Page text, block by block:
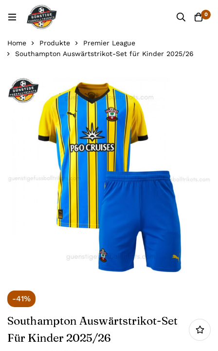
0
Home Produkte
Premier League
Southampton Auswärtstrikot-Set für Kinder 2025/26
-41%
Southampton Auswärtstrikot-Set
Für Kinder 2025/26